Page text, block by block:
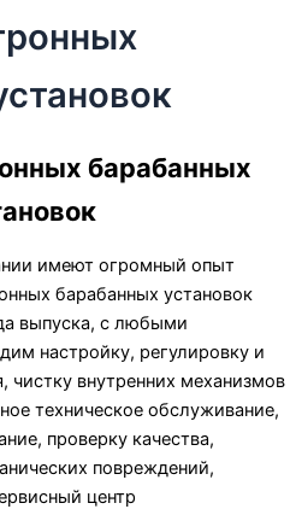
барабанных
имеют огромный опыт
барабанных установок
выпуска, с любыми
настройку, регулировку и
чистку внутренних механизмов
техническое обслуживание,
проверку качества,
повреждений,
центр